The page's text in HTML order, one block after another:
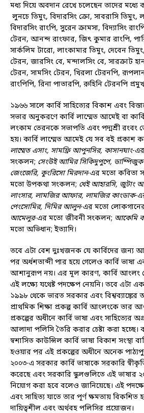
মধ্য দিয়ে অবদান রেখে চলেছেন তাদের মধ্যে
লুনচে তিমুং, বিদারসিং ক্রো, সাবরাসি তিমুং,
বিদারসিং রাংপি, সুরেন ক্রামসা, বিদ্যাসিং
টেরন, আনন্দ রাংফার, জিৎ কুমার রাংপি, পারি
সার্কলিম টারো, লাংকামার তিমুং, দেবেন
টেরন, জারসিং বে, মন্দালসিং বে, সারক্রাট
টেরন, সামসিং টেরন, খিরলা টেরনপি,
রাংপিপি, রিনা পাতারপি, রুহিনি টেরনপি
১৯৬৬ সালে কার্বি সাহিত্যের বিকাশ এবং
সভার অনুকরণে কার্বি লাম্মেত আমেই বা
লংকাম তেরনকে সভাপতি এবং পদ্মশ্রী রংবং
হয়। কার্বি লাম্মেত আমেই যে সব বই প্রকাশ
লাম্মেত এসাং, সামফ্রি আপুনসির, কাসানঘাং-
সংকলন; সেংউই আমির সিকিদুপুপে, ডাম্পিজুক
জেংজেরি, কুংরিসো মিরদান-এর মতো কবিতা
মতো উপকথা সংকলন; খেই আহারসি, জুটাং
লাংসার, লামজির আফার, লামজির কাংডাক-
পেংসোমির, দিমির আলুন-এর মতো
আমেলুর-এর মতো জীবনী সংকলন; আকেমি
মতো অভিধান; ইত্যাদি।
তবে এটা বেশ দুঃখজনক যে কার্বিদের জন্য
পর অর্ধশতাব্দী পার হয়ে গেলেও কার্বি ভাষা
আশানুরূপ নয়। এর মূল কারণ, কার্বি আংলং
এই লক্ষ্যে যথেষ্ট পদক্ষেপ নেয়নি। তবে এটা
১৯৯৮ থেকে ভারত সরকার এবং বিশ্বব্যাঙ্কের
প্রাথমিক শিক্ষা প্রকল্প কার্বি আংলংকে তার
প্রকল্পের অধীনে কার্বি ভাষা এবং সাহিত্যের
আলাদা পলিসি তৈরি করার চেষ্টা করা হচ্ছে।
স্বশাসিত কাউন্সিল কার্বি ভাষা বিকাশ সংস্থা
হওয়ার পর এই প্রকল্পের অধীনে অনেক
২০০৩-এ সরকার কার্বি ভাষাকে সরকারি
করেছে এবং সরকারি স্কুলগুলিতে এই ভাষার
নিয়োগ করা হবে বলেও জানিয়েছে। এই
এবং সাহিত্য যাতে তার পূর্ণ ক্ষমতায়
দায়িত্বশীল এবং অর্থবহ পলিসির প্রয়োজন।